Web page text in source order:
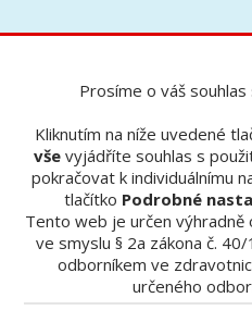
OliBULK Fill
OliBULK Fill
Informace o výrobku
Balenie: 1x
Objem v ml: 2 g
Prosíme o váš
Kliknutím na níže uvedené
vše vyjádříte souhlas s
pokračovat k individuálnímu
tlačítko Podrobné
Tento web je určen
ve smyslu § 2a zákona č.
odborníkem ve
určeného